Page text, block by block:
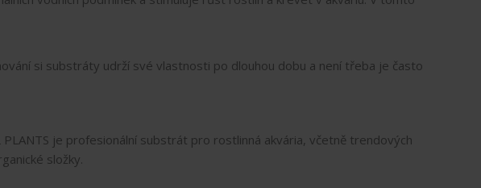
si substráty udrží své vlastnosti po dlouhou dobu a není třeba je často
PLANTS je profesionální substrát pro rostlinná akvária, včetně trendových
složky.